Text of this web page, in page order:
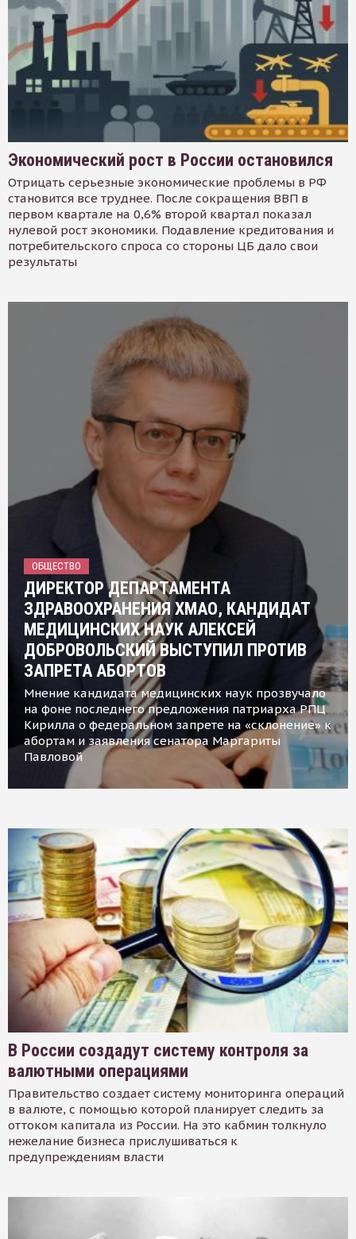
Экономический рост в России остановился
Отрицать серьезные экономические проблемы в РФ
становится все труднее. После сокращения ВВП в
первом квартале на 0,6% второй квартал показал
нулевой рост экономики. Подавление кредитования и
потребительского спроса со стороны ЦБ дало свои
результаты
ОБЩЕСТВО
ДИРЕКТОР ДЕПАРТАМЕНТА
ЗДРАВООХРАНЕНИЯ ХМАО, КАНДИДАТ
МЕДИЦИНСКИХ НАУК АЛЕКСЕЙ
ДОБРОВОЛЬСКИЙ ВЫСТУПИЛ ПРОТИВ
ЗАПРЕТА АБОРТОВ
Мнение кандидата медицинских наук прозвучало
на фоне последнего предложения патриарха РПЦ
Кирилла о федеральном запрете на «склонение» к
абортам и заявления сенатора Маргариты
Павловой
В России создадут систему контроля за
валютными операциями
Правительство создает систему мониторинга операций
в валюте, с помощью которой планирует следить за
оттоком капитала из России. На это кабмин толкнуло
нежелание бизнеса прислушиваться к
предупреждениям власти